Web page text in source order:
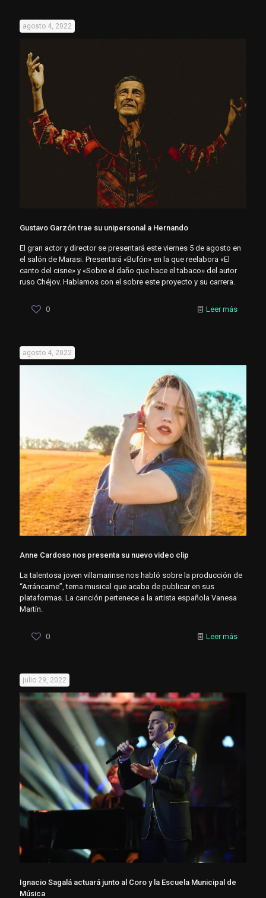
agosto 4, 2022
Gustavo Garzón trae su unipersonal a Hernando
El gran actor y director se presentará este viernes 5 de agosto en
el salón de Marasi. Presentará «Bufón» en la que reelabora «El
canto del cisne» y «Sobre el daño que hace el tabaco» del autor
ruso Chéjov. Hablamos con el sobre este proyecto y su carrera.
0 Leer más
agosto 4, 2022
Anne Cardoso nos presenta su nuevo video clip
La talentosa joven villamarinse nos habló sobre la producción de
“Arráncame”, tema musical que acaba de publicar en sus
plataformas. La canción pertenece a la artista española Vanesa
Martín.
0 Leer más
julio 29, 2022
Ignacio Sagalá actuará junto al Coro y la Escuela Municipal de
Música